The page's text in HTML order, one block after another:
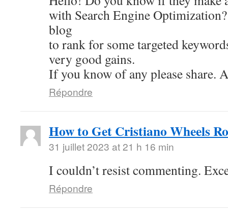
with Search Engine
blog
to rank for some targeted
very good gains.
If you know of any please share.
Répondre
How to Get Cristiano Wheels
31 juillet 2023 at 21 h 16 min
I couldn’t resist commenting.
Répondre